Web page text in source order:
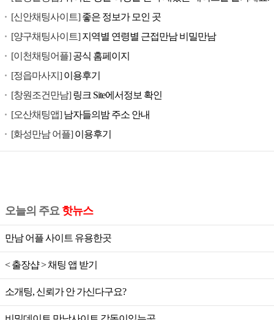
[신안채팅사이트]좋은 정보가 모인 곳
[양구채팅사이트]지역별 연령별 근접만남 비밀만남
[이천채팅어플]공식 홈페이지
[정읍마사지]이용후기
[창원조건만남]링크 Site에서정보 확인
[오산채팅앱]남자들의밤 주소 안내
[화성만남 어플]이용후기
오늘의 주요핫뉴스
만남 어플 사이트 유용한곳
< 출장샵 > 채팅 앱 받기
소개팅, 신뢰가 안 가신다구요?